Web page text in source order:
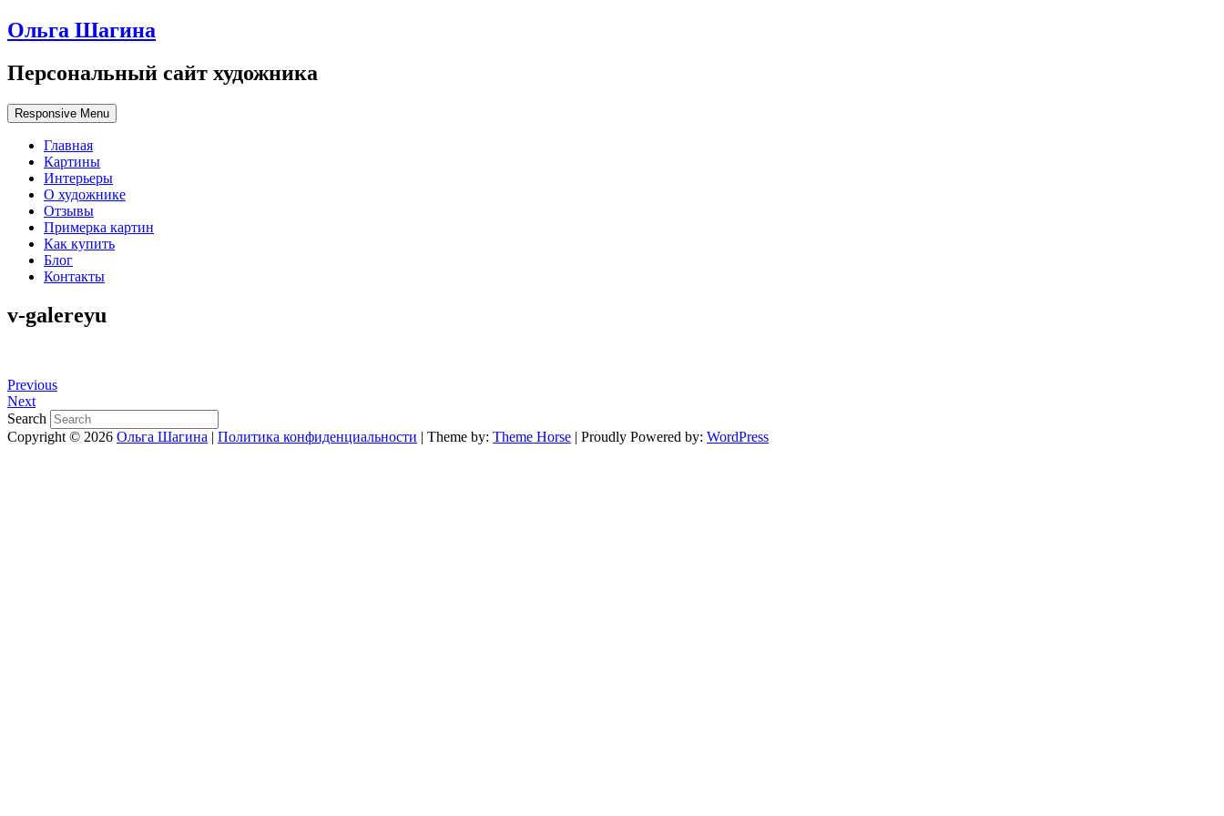
Ольга Шагина
Персональный сайт художника
Responsive Menu
Главная
Картины
Интерьеры
О художнике
Отзывы
Примерка картин
Как купить
Блог
Контакты
v-galereyu
Previous
Next
Search
Copyright © 2026 Ольга Шагина | Политика конфиденциальности | Theme by: Theme Horse | Proudly Powered by: WordPress